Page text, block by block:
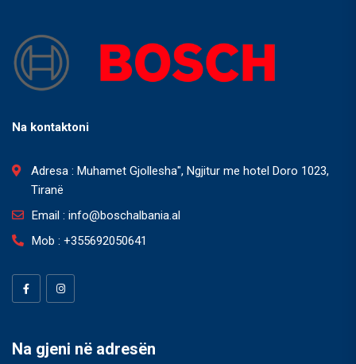
Na kontaktoni
Adresa : Muhamet Gjollesha", Ngjitur me hotel Doro 1023,
Tiranë
Email : info@boschalbania.al
Mob : +355692050641
Na gjeni në adresën